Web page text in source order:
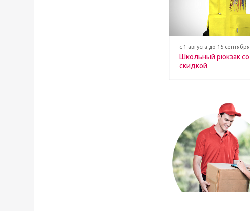
с 1 августа до 15 сентября
Школьный рюкзак со
скидкой